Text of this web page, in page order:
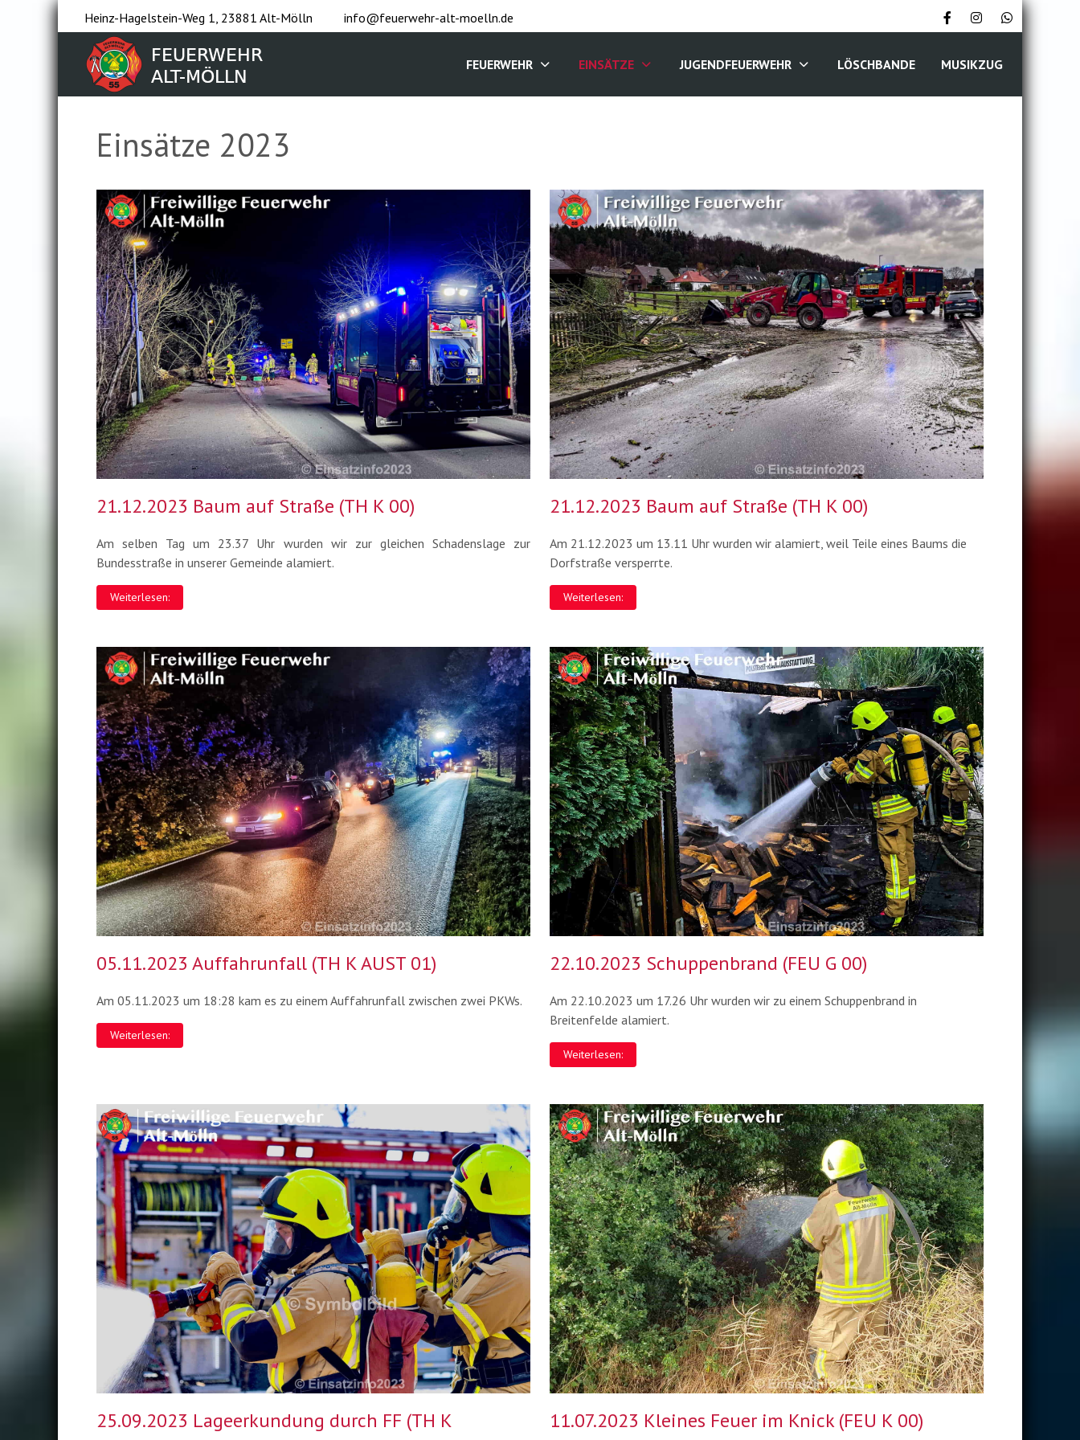
Heinz-Hagelstein-Weg 1, 23881 Alt-Mölln info@feuerwehr-alt-moelln.de
FEUERWEHR EINSÄTZE JUGENDFEUERWEHR LÖSCHBANDE MUSIKZUG
Einsätze 2023
21.12.2023 Baum auf Straße (TH K 00)
Am selben Tag um 23.37 Uhr wurden wir zur gleichen Schadenslage zur
Bundesstraße in unserer Gemeinde alamiert.
Weiterlesen:
21.12.2023 Baum auf Straße (TH K 00)
Am 21.12.2023 um 13.11 Uhr wurden wir alamiert, weil Teile eines Baums die
Dorfstraße versperrte.
Weiterlesen:
05.11.2023 Auffahrunfall (TH K AUST 01)
Am 05.11.2023 um 18:28 kam es zu einem Auffahrunfall zwischen zwei PKWs.
Weiterlesen:
22.10.2023 Schuppenbrand (FEU G 00)
Am 22.10.2023 um 17.26 Uhr wurden wir zu einem Schuppenbrand in
Breitenfelde alamiert.
Weiterlesen:
25.09.2023 Lageerkundung durch FF (TH K
11.07.2023 Kleines Feuer im Knick (FEU K 00)